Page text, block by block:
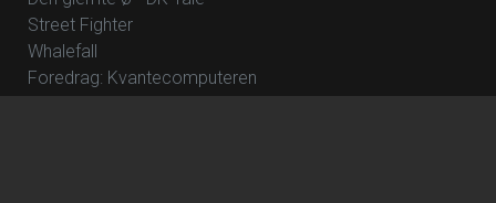
Street Fighter
Whalefall
Foredrag: Kvantecomputeren